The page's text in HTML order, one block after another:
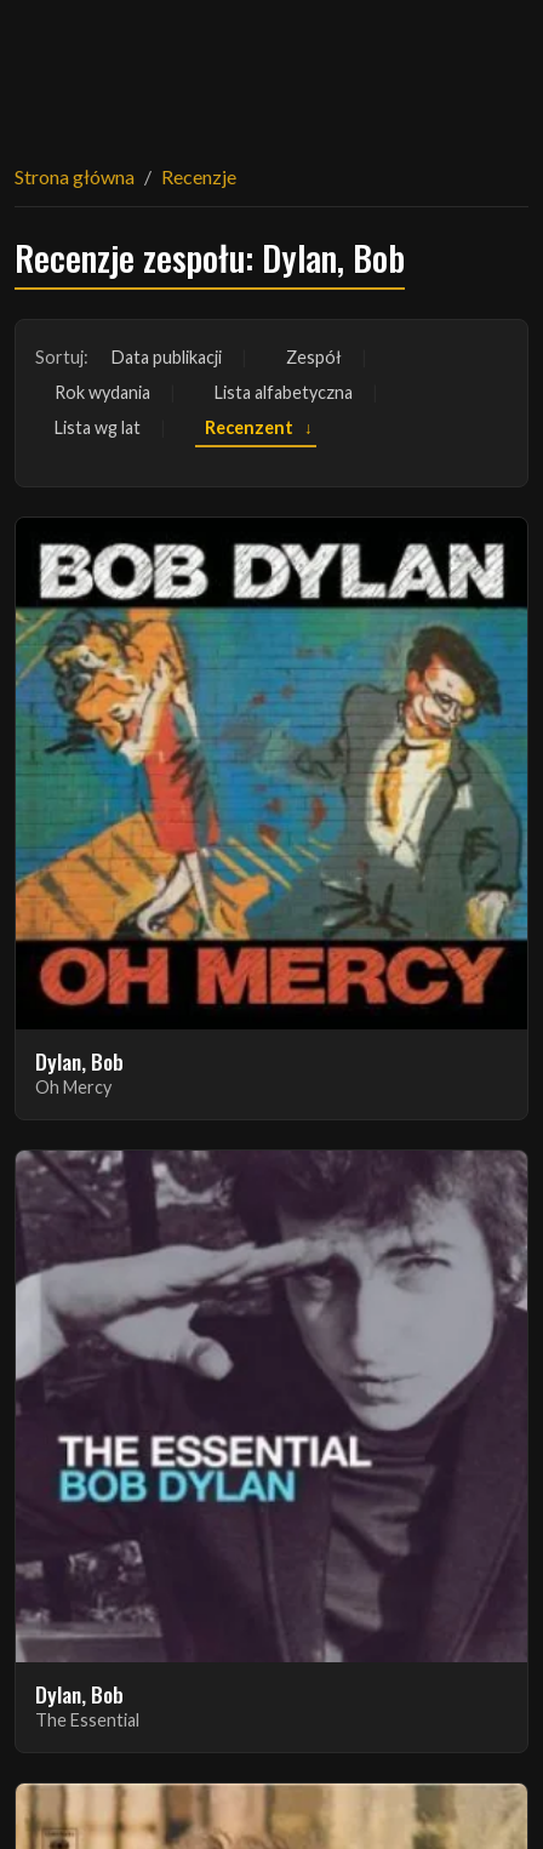
Strona główna Recenzje
Recenzje zespołu: Dylan, Bob
Sortuj: Data publikacji
Zespół
Rok wydania
Lista alfabetyczna
Lista wg lat
Recenzent
Dylan, Bob
Oh Mercy
Dylan, Bob
The Essential